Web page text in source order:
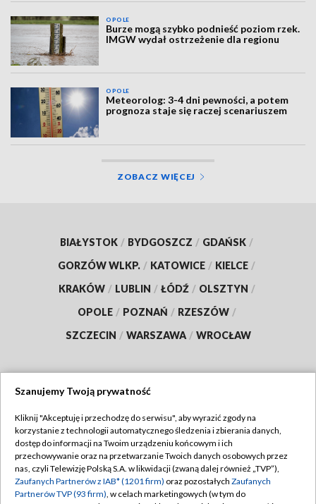
OPOLE
Burze mogą szybko podnieść poziom rzek.
IMGW wydał ostrzeżenie dla regionu
OPOLE
Meteorolog: 3-4 dni pewności, a potem
prognoza staje się raczej scenariuszem
ZOBACZ WIĘCEJ
BIAŁYSTOK / BYDGOSZCZ / GDAŃSK /
GORZÓW WLKP. / KATOWICE / KIELCE /
KRAKÓW / LUBLIN / ŁÓDŹ / OLSZTYN /
OPOLE / POZNAŃ / RZESZÓW /
SZCZECIN / WARSZAWA / WROCŁAW
TVP
Abonament TVP
Emisja w TVP
Centrum informacji TVP
Regulamin TVP
Polityka prywatności
Szanujemy Twoją prywatność
Kliknij "Akceptuję i przechodzę do serwisu", aby wyrazić zgody na
korzystanie z technologii automatycznego śledzenia i zbierania danych,
dostęp do informacji na Twoim urządzeniu końcowym i ich
przechowywanie oraz na przetwarzanie Twoich danych osobowych przez
nas, czyli Telewizję Polską S.A. w likwidacji (zwaną dalej również „TVP”),
Zaufanych Partnerów z IAB* (1201 firm) oraz pozostałych Zaufanych
Partnerów TVP (93 firm), w celach marketingowych (w tym do